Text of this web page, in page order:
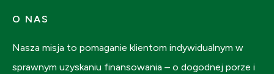
O NAS
Nasza misja to pomaganie klientom indywidualnym w
sprawnym uzyskaniu finansowania – o dogodnej porze i